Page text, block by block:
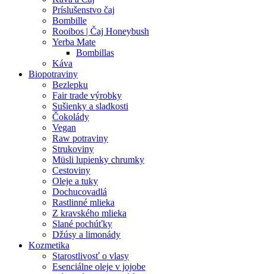
Príslušenstvo čaj
Bombille
Rooibos | Čaj Honeybush
Yerba Mate
Bombillas
Káva
Biopotraviny
Bezlepku
Fair trade výrobky
Sušienky a sladkosti
Čokolády
Vegan
Raw potraviny
Strukoviny
Müsli lupienky chrumky
Cestoviny
Oleje a tuky
Dochucovadlá
Rastlinné mlieka
Z kravského mlieka
Slané pochúťky
Džúsy a limonády
Kozmetika
Starostlivosť o vlasy
Esenciálne oleje v jojobe